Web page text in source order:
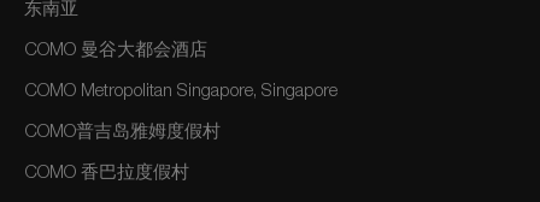
东南亚
COMO 曼谷大都会酒店
COMO Metropolitan Singapore, Singapore
COMO普吉岛雅姆度假村
COMO 香巴拉度假村